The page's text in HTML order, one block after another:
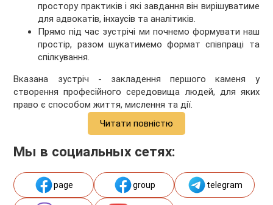
простору практиків і які завдання він вирішуватиме
для адвокатів, інхаусів та аналітиків.
Прямо під час зустрічі ми почнемо формувати наш
простір, разом шукатимемо формат співпраці та
спілкування.
Вказана зустріч - закладення першого каменя у
створення професійного середовища людей, для яких
право є способом життя, мислення та дії.
Читати повністю
Мы в социальных сетях:
page group telegram